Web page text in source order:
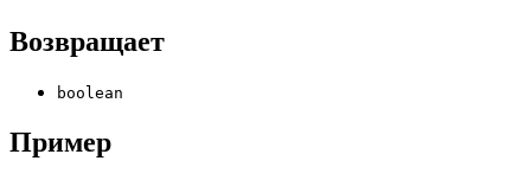
Возвращает
boolean
Пример